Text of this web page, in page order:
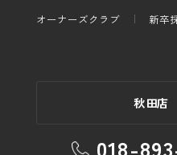
オーナーズクラブ 新卒
秋田店
018-